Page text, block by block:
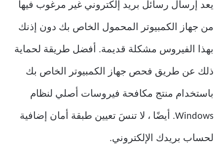
يعد إرسال رسائل بريد إلكتروني غير مرغوب فيها
من جهاز الكمبيوتر المحمول الخاص بك دون إذنك
بهذا الفيروس مشكلة قديمة. أفضل طريقة لحماية
ذلك عن طريق فحص جهاز الكمبيوتر الخاص بك
باستخدام منتج مكافحة فيروسات أصلي لنظام
Windows. أيضًا ، لا تنسَ تعيين طبقة أمان إضافية
لحساب بريدك الإلكتروني.